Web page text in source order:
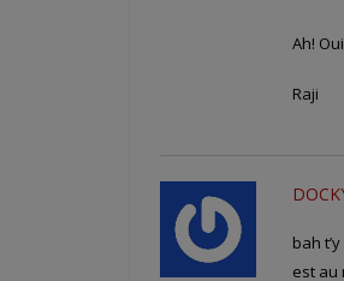
Ah!
Raji
bah
est au